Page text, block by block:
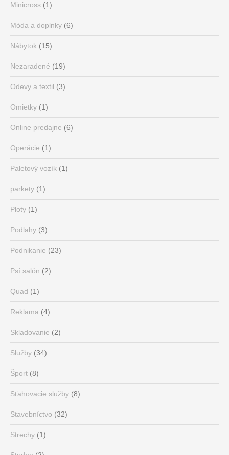
Minicross (1)
Móda a doplnky (6)
Nábytok (15)
Nezaradené (19)
Odevy a textil (3)
Omietky (1)
Online predajne (6)
Operácie (1)
Paletový vozík (1)
parkety (1)
Ploty (1)
Podlahy (3)
Podnikanie (23)
Psí salón (2)
Quad (1)
Reklama (4)
Skladovanie (2)
Služby (34)
Šport (8)
Sťahovacie služby (8)
Stavebníctvo (32)
Strechy (1)